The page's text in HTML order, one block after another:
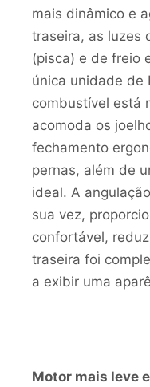
mais dinâmico e
traseira, as luzes
(pisca) e de freio
única unidade de
combustível está
acomoda os
fechamento
pernas, além de
ideal. A
sua vez,
confortável,
traseira foi
a exibir uma
Motor mais leve